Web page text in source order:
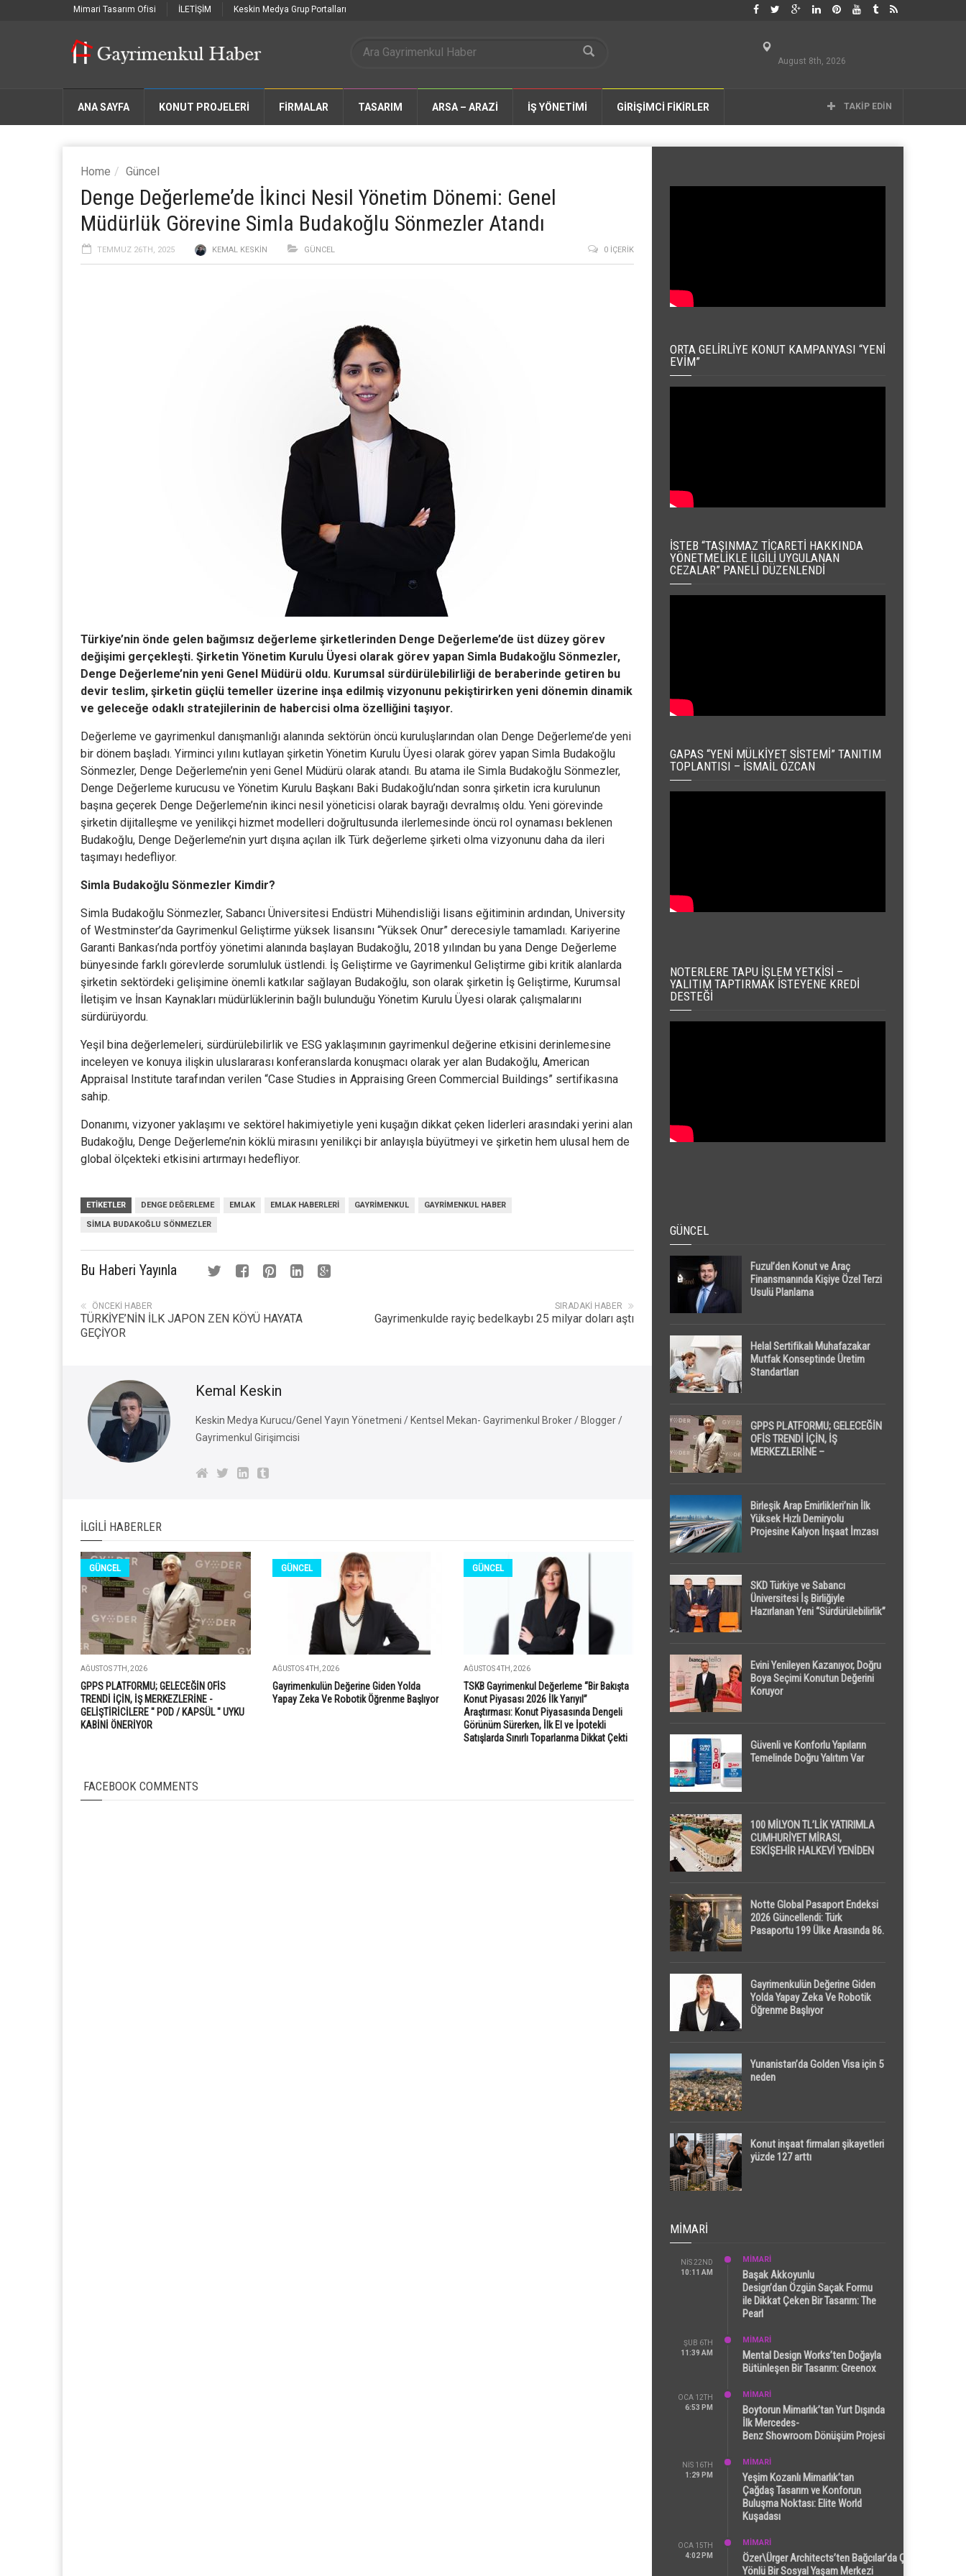
Mimari Tasarım Ofisi İLETİŞİM Keskin Medya Grup Portalları
August 8th, 2026
ANA SAYFA KONUT PROJELERİ FIRMALAR TASARIM ARSA – ARAZİ İŞ YÖNETİMİ GİRİŞİMCİ FİKİRLER TAKIP EDIN
Home Güncel
Denge Değerleme’de İkinci Nesil Yönetim Dönemi: Genel
Müdürlük Görevine Simla Budakoğlu Sönmezler Atandı
TEMMUZ 26TH, 2025 KEMAL KESKIN GÜNCEL 0 İÇERIK
Türkiye’nin önde gelen bağımsız değerleme şirketlerinden Denge Değerleme’de üst düzey görev
değişimi gerçekleşti. Şirketin Yönetim Kurulu Üyesi olarak görev yapan Simla Budakoğlu Sönmezler,
Denge Değerleme’nin yeni Genel Müdürü oldu. Kurumsal sürdürülebilirliği de beraberinde getiren bu
devir teslim, şirketin güçlü temeller üzerine inşa edilmiş vizyonunu pekiştirirken yeni dönemin dinamik
ve geleceğe odaklı stratejilerinin de habercisi olma özelliğini taşıyor.
Değerleme ve gayrimenkul danışmanlığı alanında sektörün öncü kuruluşlarından olan Denge Değerleme’de yeni
bir dönem başladı. Yirminci yılını kutlayan şirketin Yönetim Kurulu Üyesi olarak görev yapan Simla Budakoğlu
Sönmezler, Denge Değerleme’nin yeni Genel Müdürü olarak atandı. Bu atama ile Simla Budakoğlu Sönmezler,
Denge Değerleme kurucusu ve Yönetim Kurulu Başkanı Baki Budakoğlu’ndan sonra şirketin icra kurulunun
başına geçerek Denge Değerleme’nin ikinci nesil yöneticisi olarak bayrağı devralmış oldu. Yeni görevinde
şirketin dijitalleşme ve yenilikçi hizmet modelleri doğrultusunda ilerlemesinde öncü rol oynaması beklenen
Budakoğlu, Denge Değerleme’nin yurt dışına açılan ilk Türk değerleme şirketi olma vizyonunu daha da ileri
taşımayı hedefliyor.
Simla Budakoğlu Sönmezler Kimdir?
Simla Budakoğlu Sönmezler, Sabancı Üniversitesi Endüstri Mühendisliği lisans eğitiminin ardından, University
of Westminster’da Gayrimenkul Geliştirme yüksek lisansını “Yüksek Onur” derecesiyle tamamladı. Kariyerine
Garanti Bankası’nda portföy yönetimi alanında başlayan Budakoğlu, 2018 yılından bu yana Denge Değerleme
bünyesinde farklı görevlerde sorumluluk üstlendi. İş Geliştirme ve Gayrimenkul Geliştirme gibi kritik alanlarda
şirketin sektördeki gelişimine önemli katkılar sağlayan Budakoğlu, son olarak şirketin İş Geliştirme, Kurumsal
İletişim ve İnsan Kaynakları müdürlüklerinin bağlı bulunduğu Yönetim Kurulu Üyesi olarak çalışmalarını
sürdürüyordu.
Yeşil bina değerlemeleri, sürdürülebilirlik ve ESG yaklaşımının gayrimenkul değerine etkisini derinlemesine
inceleyen ve konuya ilişkin uluslararası konferanslarda konuşmacı olarak yer alan Budakoğlu, American
Appraisal Institute tarafından verilen “Case Studies in Appraising Green Commercial Buildings” sertifikasına
sahip.
Donanımı, vizyoner yaklaşımı ve sektörel hakimiyetiyle yeni kuşağın dikkat çeken liderleri arasındaki yerini alan
Budakoğlu, Denge Değerleme’nin köklü mirasını yenilikçi bir anlayışla büyütmeyi ve şirketin hem ulusal hem de
global ölçekteki etkisini artırmayı hedefliyor.
ETIKETLER DENGE DEĞERLEME EMLAK EMLAK HABERLERI GAYRIMENKUL GAYRIMENKUL HABER
SIMLA BUDAKOĞLU SÖNMEZLER
Bu Haberi Yayınla
SIRADAKI HABER
Gayrimenkulde rayiç bedelkaybı 25 milyar doları aştı
ÖNCEKI HABER
TÜRKİYE’NİN İLK JAPON ZEN KÖYÜ HAYATA
GEÇİYOR
Kemal Keskin
Keskin Medya Kurucu/Genel Yayın Yönetmeni / Kentsel Mekan- Gayrimenkul Broker / Blogger /
Gayrimenkul Girişimcisi
İLGILI HABERLER
GÜNCEL
AĞUSTOS 7TH, 2026
GPPS PLATFORMU; GELECEĞİN OFİS
TRENDİ İÇİN, İŞ MERKEZLERİNE -
GELİŞTİRİCİLERE " POD / KAPSÜL " UYKU
KABİNİ ÖNERİYOR
GÜNCEL
AĞUSTOS 4TH, 2026
Gayrimenkulün Değerine Giden Yolda
Yapay Zeka Ve Robotik Öğrenme Başlıyor
GÜNCEL
AĞUSTOS 4TH, 2026
TSKB Gayrimenkul Değerleme “Bir Bakışta
Konut Piyasası 2026 İlk Yarıyıl”
Araştırması: Konut Piyasasında Dengeli
Görünüm Sürerken, İlk El ve İpotekli
Satışlarda Sınırlı Toparlanma Dikkat Çekti
FACEBOOK COMMENTS
ORTA GELIRLIYE KONUT KAMPANYASI “YENI
EVIM”
İSTEB “TAŞINMAZ TICARETI HAKKINDA
YÖNETMELIKLE İLGILI UYGULANAN
CEZALAR” PANELI DÜZENLENDI
GAPAS “YENI MÜLKIYET SISTEMI” TANITIM
TOPLANTISI – İSMAIL ÖZCAN
NOTERLERE TAPU İŞLEM YETKISI –
YALITIM TAPTIRMAK İSTEYENE KREDI
DESTEĞI
GÜNCEL
Fuzul’den Konut ve Araç
Finansmanında Kişiye Özel Terzi
Usulü Planlama
Helal Sertifikalı Muhafazakar
Mutfak Konseptinde Üretim
Standartları
GPPS PLATFORMU; GELECEĞİN
OFİS TRENDİ İÇİN, İŞ
MERKEZLERİNE –
Birleşik Arap Emirlikleri’nin İlk
Yüksek Hızlı Demiryolu
Projesine Kalyon İnşaat İmzası
SKD Türkiye ve Sabancı
Üniversitesi İş Birliğiyle
Hazırlanan Yeni “Sürdürülebilirlik”
Evini Yenileyen Kazanıyor, Doğru
Boya Seçimi Konutun Değerini
Koruyor
Güvenli ve Konforlu Yapıların
Temelinde Doğru Yalıtım Var
100 MİLYON TL’LİK YATIRIMLA
CUMHURİYET MİRASI,
ESKİŞEHİR HALKEVİ YENİDEN
Notte Global Pasaport Endeksi
2026 Güncellendi: Türk
Pasaportu 199 Ülke Arasında 86.
Gayrimenkulün Değerine Giden
Yolda Yapay Zeka Ve Robotik
Öğrenme Başlıyor
Yunanistan’da Golden Visa için 5
neden
Konut inşaat firmaları şikayetleri
yüzde 127 arttı
MIMARI
NIS 22ND
10:11 AM
MİMARİ
Başak Akkoyunlu
Design’dan Özgün Saçak Formu
ile Dikkat Çeken Bir Tasarım: The
Pearl
ŞUB 6TH
11:39 AM
MİMARİ
Mental Design Works’ten Doğayla
Bütünleşen Bir Tasarım: Greenox
OCA 12TH
6:53 PM
MİMARİ
Boytorun Mimarlık’tan Yurt Dışında
İlk Mercedes-
Benz Showroom Dönüşüm Projesi
NIS 16TH
1:29 PM
MİMARİ
Yeşim Kozanlı Mimarlık’tan
Çağdaş Tasarım ve Konforun
Buluşma Noktası: Elite World
Kuşadası
OCA 15TH
4:02 PM
MİMARİ
Özer\Ürger Architects’ten Bağcılar’da Çok
Yönlü Bir Sosyal Yaşam Merkezi